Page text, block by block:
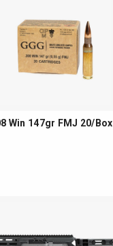
Win 147gr FMJ 20/Box